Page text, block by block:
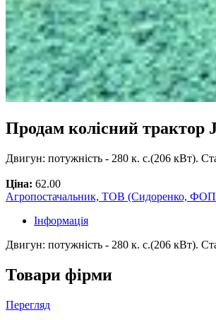
Продам колісний трактор
Двигун: потужність - 280 к. с.(206 кВт).
Ціна: 62.00
Агропостачальник, ТОВ (Сидоренко,
Інформація
Двигун: потужність - 280 к. с.(206 кВт).
Товари фірми
Перегляд